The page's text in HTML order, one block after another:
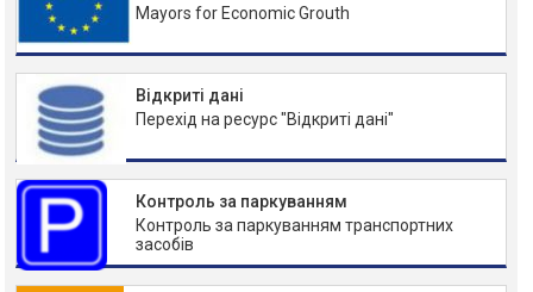
Mayors for Economic Grouth
Відкриті дані
Перехід на ресурс "Відкриті дані"
Контроль за паркуванням
Контроль за паркуванням транспортних
засобів